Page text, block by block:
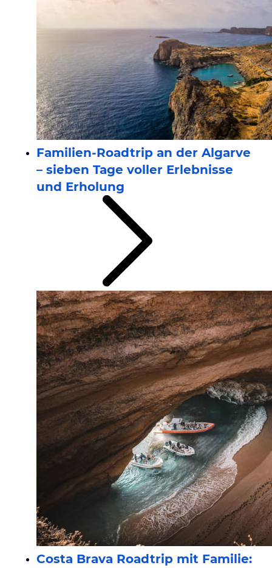
Familien-Roadtrip an der Algarve
– sieben Tage voller Erlebnisse
und Erholung
Costa Brava Roadtrip mit Familie: